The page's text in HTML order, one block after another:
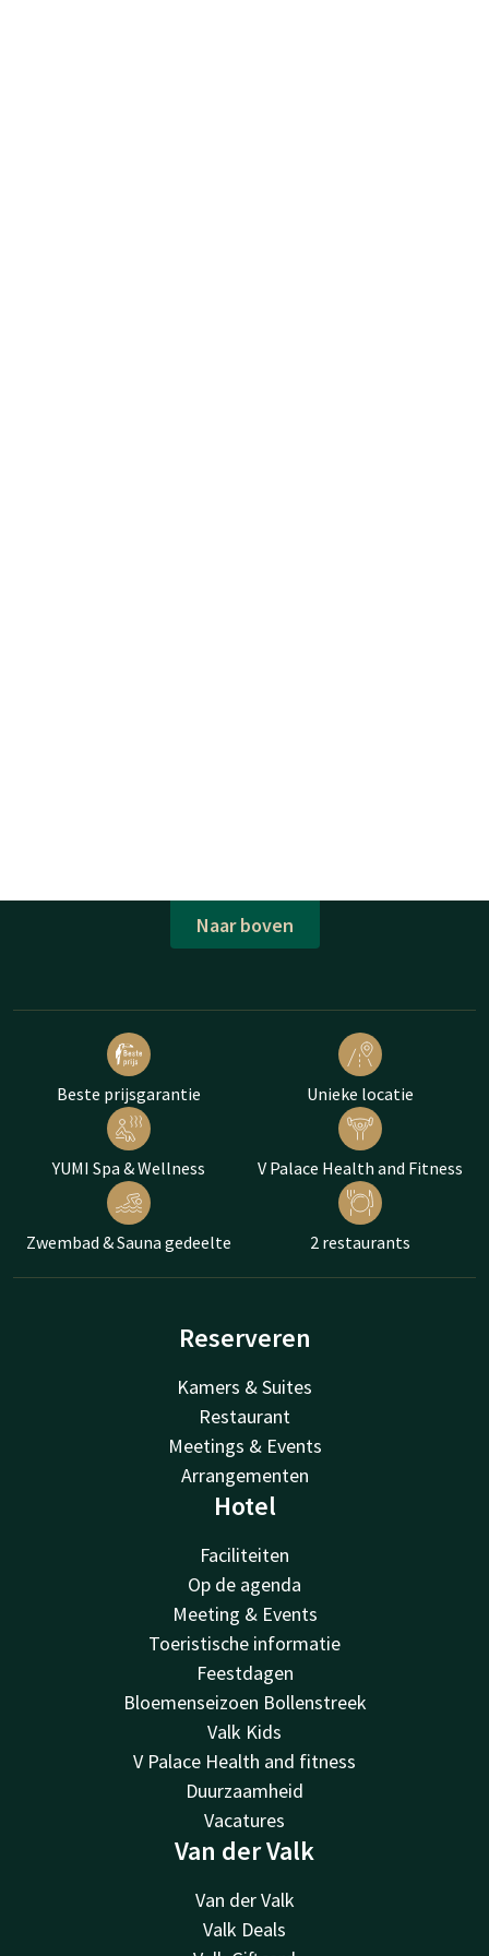
Naar boven
Beste prijsgarantie Unieke locatie
YUMI Spa & Wellness V Palace Health and Fitness
Zwembad & Sauna gedeelte 2 restaurants
Reserveren
Kamers & Suites
Restaurant
Meetings & Events
Arrangementen
Hotel
Faciliteiten
Op de agenda
Meeting & Events
Toeristische informatie
Feestdagen
Bloemenseizoen Bollenstreek
Valk Kids
V Palace Health and fitness
Duurzaamheid
Vacatures
Van der Valk
Van der Valk
Valk Deals